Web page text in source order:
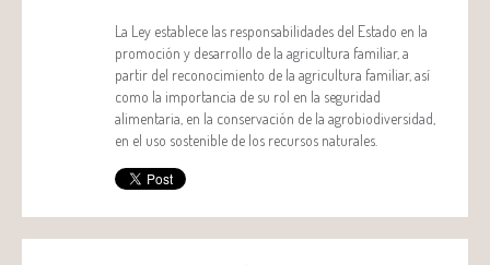
La Ley establece las responsabilidades del Estado en la
promoción y desarrollo de la agricultura familiar, a
partir del reconocimiento de la agricultura familiar, así
como la importancia de su rol en la seguridad
alimentaria, en la conservación de la agrobiodiversidad,
en el uso sostenible de los recursos naturales.